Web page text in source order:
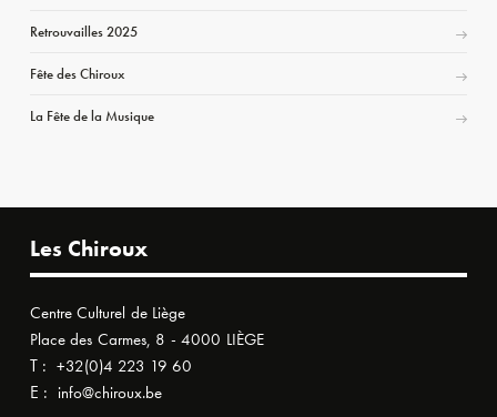
Retrouvailles 2025
Fête des Chiroux
La Fête de la Musique
Les Chiroux
Centre Culturel de Liège
Place des Carmes, 8 - 4000 LIÈGE
T : +32(0)4 223 19 60
E : info@chiroux.be